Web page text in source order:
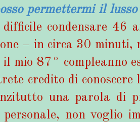
permettermi il
difficile condensare 46
– in circa 30 minuti,
il mio 87° compleanno
credito di
una parola di
personale, non voglio